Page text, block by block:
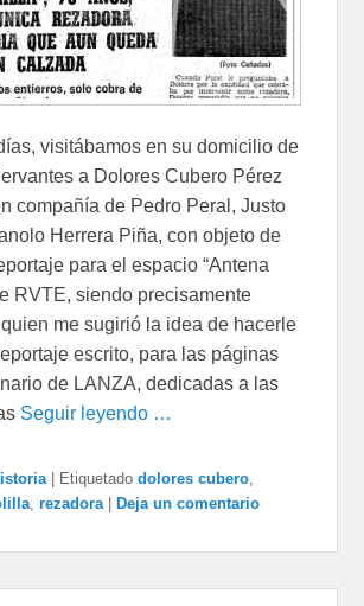
visitábamos en su domicilio de
a Dolores Cubero Pérez
compañía de Pedro Peral, Justo
Herrera Piña, con objeto de
para el espacio “Antena
RVTE, siendo precisamente
me sugirió la idea de hacerle
escrito, para las páginas
de LANZA, dedicadas a las
Seguir leyendo …
| Etiquetado dolores cubero
,rezadora |Deja un comentario